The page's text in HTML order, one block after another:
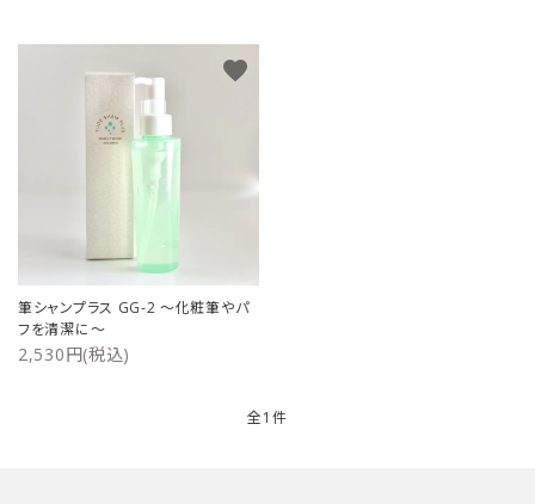
用途で選ぶ
私たちについて
プライバシーポリシー
特定商取引法について
筆シャンプラス GG-2 ～化粧筆やパ
フを清潔に～
2,530円(税込)
favorite
全1件